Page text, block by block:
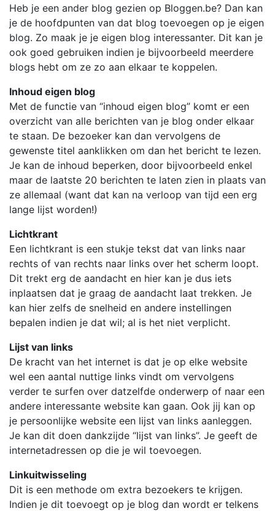
Heb je een ander blog gezien op Bloggen.be? Dan kan
je de hoofdpunten van dat blog toevoegen op je eigen
blog. Zo maak je je eigen blog interessanter. Dit kan je
ook goed gebruiken indien je bijvoorbeeld meerdere
blogs hebt om ze zo aan elkaar te koppelen.
Inhoud eigen blog
Met de functie van “inhoud eigen blog” komt er een
overzicht van alle berichten van je blog onder elkaar
te staan. De bezoeker kan dan vervolgens de
gewenste titel aanklikken om dan het bericht te lezen.
Je kan de inhoud beperken, door bijvoorbeeld enkel
maar de laatste 20 berichten te laten zien in plaats van
ze allemaal (want dat kan na verloop van tijd een erg
lange lijst worden!)
Lichtkrant
Een lichtkrant is een stukje tekst dat van links naar
rechts of van rechts naar links over het scherm loopt.
Dit trekt erg de aandacht en hier kan je dus iets
inplaatsen dat je graag de aandacht laat trekken. Je
kan hier zelfs de snelheid en andere instellingen
bepalen indien je dat wil; al is het niet verplicht.
Lijst van links
De kracht van het internet is dat je op elke website
wel een aantal nuttige links vindt om vervolgens
verder te surfen over datzelfde onderwerp of naar een
andere interessante website kan gaan. Ook jij kan op
je persoonlijke website een lijst van links aanleggen.
Je kan dit doen dankzijde “lijst van links”. Je geeft de
internetadressen op die je wil toevoegen.
Linkuitwisseling
Dit is een methode om extra bezoekers te krijgen.
Indien je dit toevoegt op je blog dan wordt er telkens